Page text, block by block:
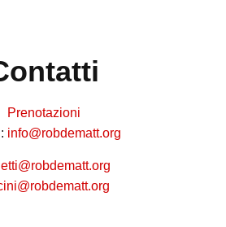
Prenotazioni
info@robdematt.org